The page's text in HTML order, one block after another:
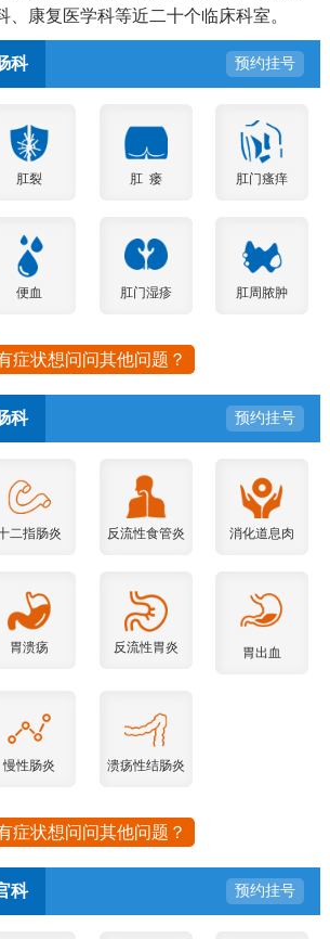
、康复医学科等近二十个临床科室。
科 预约挂号
肛裂 肛 瘘 肛门瘙痒
便血 肛门湿疹 肛周脓肿
症状想问问其他问题？
科 预约挂号
二指肠炎 反流性食管炎 消化道息肉
胃溃疡 反流性胃炎 胃出血
慢性肠炎 溃疡性结肠炎
症状想问问其他问题？
科 预约挂号